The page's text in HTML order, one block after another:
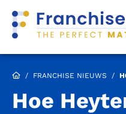
/ FRANCHISE NIEUWS /
Hoe